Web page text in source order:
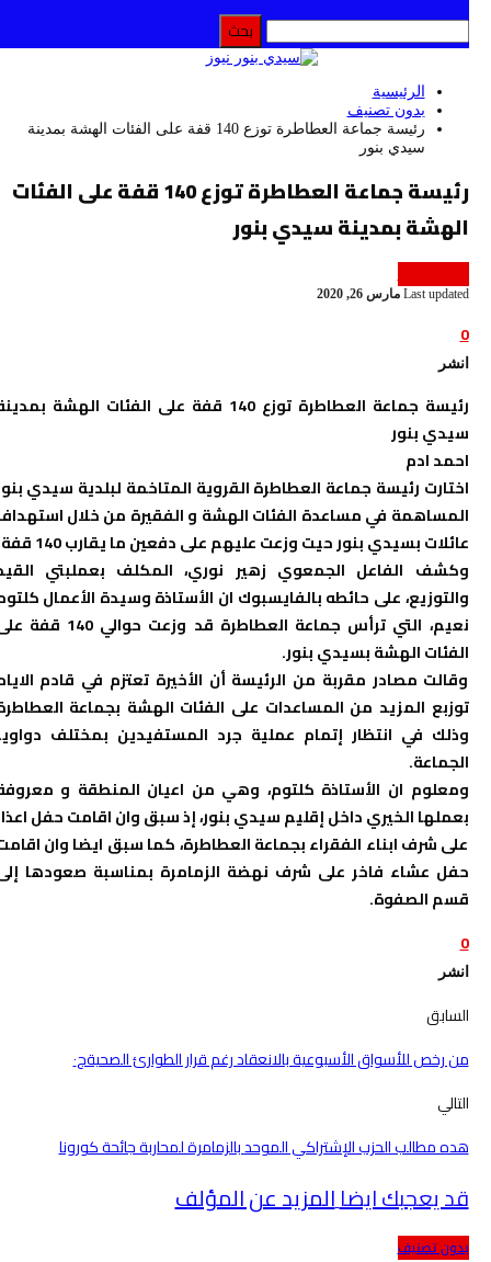
الرئيسية
بدون تصنيف
رئيسة جماعة العطاطرة توزع 140 قفة على الفئات الهشة بمدينة
سيدي بنور
رئيسة جماعة العطاطرة توزع 140 قفة على الفئات
الهشة بمدينة سيدي بنور
Last updated مارس 26, 2020
انشر
رئيسة جماعة العطاطرة توزع 140 قفة على الفئات الهشة بمدينة
سيدي بنور
احمد ادم
اختارت رئيسة جماعة العطاطرة القروية المتاخمة لبلدية سيدي بنور
المساهمة في مساعدة الفئات الهشة و الفقيرة من خلال استهداف
عائلات بسيدي بنور حيت وزعت عليهم على دفعين ما يقارب 140 قفة.
وكشف الفاعل الجمعوي زهير نوري، المكلف بعملبتي القيد
والتوزيع، على حائطه بالفايسبوك ان الأستاذة وسيدة الأعمال كلتوم
نعيم، التي ترأس جماعة العطاطرة قد وزعت حوالي 140 قفة على
الفئات الهشة بسيدي بنور.
وقالت مصادر مقربة من الرئيسة أن الأخيرة تعتزم في قادم الايام
توزبع المزيد من المساعدات على الفئات الهشة بجماعة العطاطرة
وذلك في انتظار إتمام عملية جرد المستفيدين بمختلف دواوير
الجماعة.
ومعلوم ان الأستاذة كلتوم، وهي من اعيان المنطقة و معروفة
بعملها الخيري داخل إقليم سيدي بنور، إذ سبق وان اقامت حفل اعذار
على شرف ابناء الفقراء بجماعة العطاطرة، كما سبق ايضا وان اقامت
حفل عشاء فاخر على شرف نهضة الزمامرة بمناسبة صعودها إلى
قسم الصفوة.
انشر
السابق
من رخص للأسواق الأسبوعية بالانعقاد رغم قرار الطوارئ الصحيةج٠
التالي
هده مطالب الحزب الإشتراكي الموحد بالزمامرة لمحاربة جائحة كورونا
قد يعجبك ايضاالمزيد عن المؤلف
بدون تصنيف